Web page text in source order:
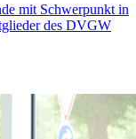
mit Schwerpunkt in
des DVGW